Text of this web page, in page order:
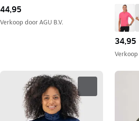
44,95
Verkoop doorAGU B.V.
34,95